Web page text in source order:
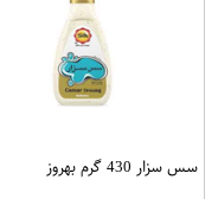
سس سزار 430 گرم بهروز